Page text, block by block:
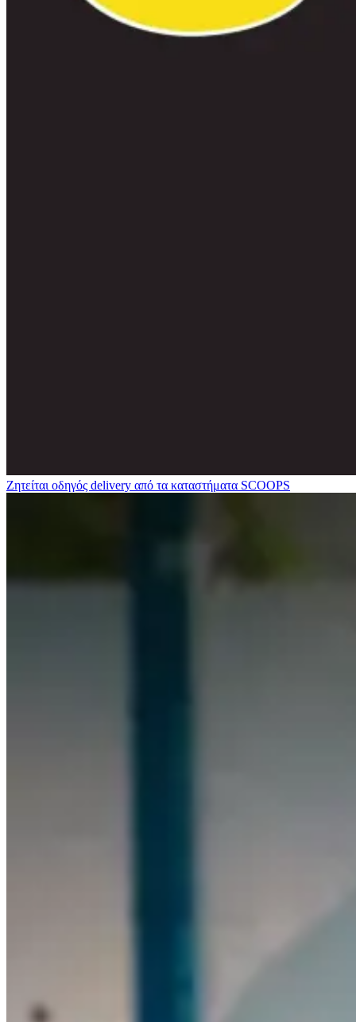
Ζητείται οδηγός delivery από τα καταστήματα SCOOPS